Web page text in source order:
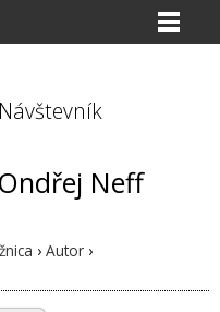
Návštevník
Neff
› Autor ›